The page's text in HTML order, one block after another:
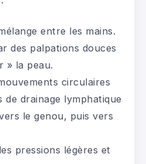
entre les mains.
des palpations douces
» la peau.
circulaires
de drainage lymphatique
le genou, puis vers
pressions légères et